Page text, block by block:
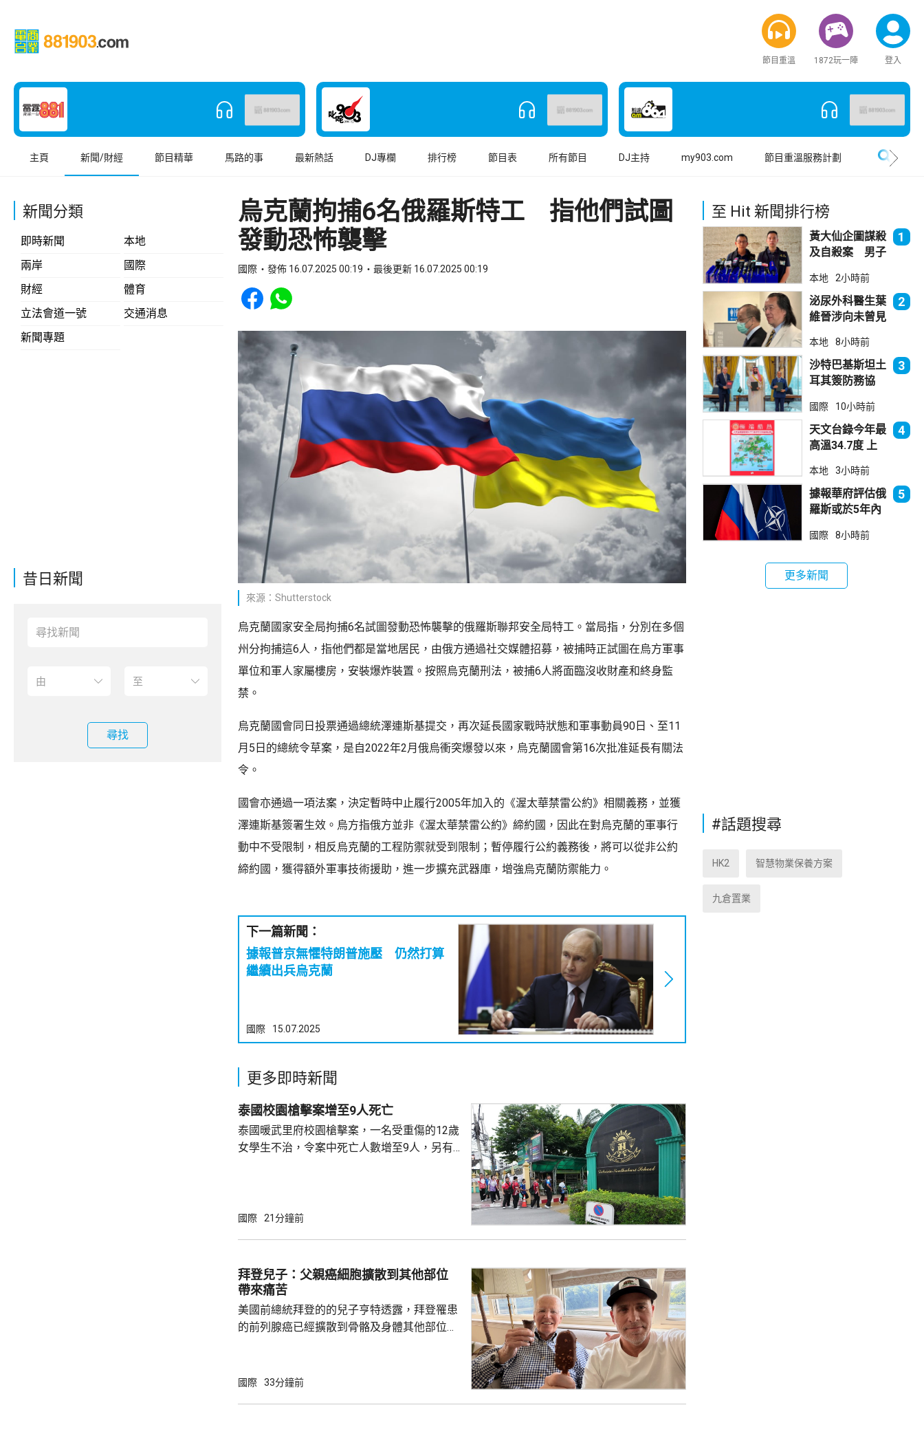
節目重溫 1872玩一陣 登入
主頁 新聞/財經 節目精華 馬路的事 最新熱話 DJ專欄 排行榜 節目表 所有節目 DJ主持 my903.com 節目重溫服務計劃
新聞分類
即時新聞
本地
兩岸
國際
財經
體育
立法會道一號
交通消息
新聞專題
昔日新聞
尋找
烏克蘭拘捕6名俄羅斯特工 指他們試圖
發動恐怖襲擊
國際 發佈 16.07.2025 00:19 最後更新 16.07.2025 00:19
Share to Facebook
Share to WhatsApp
來源：Shutterstock
烏克蘭國家安全局拘捕6名試圖發動恐怖襲擊的俄羅斯聯邦安全局特工。當局指，分別在多個
州分拘捕這6人，指他們都是當地居民，由俄方通過社交媒體招募，被捕時正試圖在烏方軍事
單位和軍人家屬樓房，安裝爆炸裝置。按照烏克蘭刑法，被捕6人將面臨沒收財產和終身監
禁。
烏克蘭國會同日投票通過總統澤連斯基提交，再次延長國家戰時狀態和軍事動員90日、至11
月5日的總統令草案，是自2022年2月俄烏衝突爆發以來，烏克蘭國會第16次批准延長有關法
令。
國會亦通過一項法案，決定暫時中止履行2005年加入的《渥太華禁雷公約》相關義務，並獲
澤連斯基簽署生效。烏方指俄方並非《渥太華禁雷公約》締約國，因此在對烏克蘭的軍事行
動中不受限制，相反烏克蘭的工程防禦就受到限制；暫停履行公約義務後，將可以從非公約
締約國，獲得額外軍事技術援助，進一步擴充武器庫，增強烏克蘭防禦能力。
下一篇新聞：
據報普京無懼特朗普施壓 仍然打算
繼續出兵烏克蘭
國際 15.07.2025
更多即時新聞
泰國校園槍擊案增至9人死亡
泰國暖武里府校園槍擊案，一名受重傷的12歲
女學生不治，令案中死亡人數增至9人，另有
手的犯案動機及子彈來源等，計劃明日召開記
國際 21分鐘前
拜登兒子：父親癌細胞擴散到其他部位
帶來痛苦
美國前總統拜登的的兒子亨特透露，拜登罹患
的前列腺癌已經擴散到骨骼及身體其他部位，
人非常難過，指癌細胞已經擴散，在很多方面
國際 33分鐘前
至 Hit 新聞排行榜
黃大仙企圖謀殺
及自殺案 男子
墮樓亡
1
本地 2小時前
泌尿外科醫生葉
維晉涉向未曾見
委會繼續聆訊
2
本地 8小時前
沙特巴基斯坦土
耳其簽防務協
林團結
3
國際 10小時前
天文台錄今年最
高溫34.7度 上
4
本地 3小時前
據報華府評估俄
羅斯或於5年內
北約集體防禦
5
國際 8小時前
更多新聞
#話題搜尋
HK2 智慧物業保養方案
九倉置業